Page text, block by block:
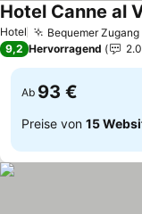
Hotel Bequemer
Hotel Canne al
9,2 Hervorragend
Ab 93 €
Preise von 15